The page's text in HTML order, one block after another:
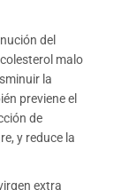
del
malo
la
previene el
de
y reduce la
extra